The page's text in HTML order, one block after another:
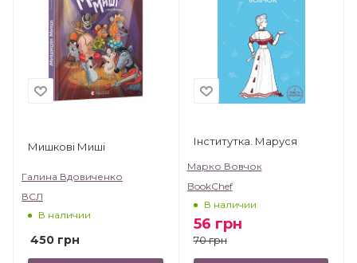
Мишкові Миші
Галина Вдовиченко
ВСЛ
В наличии
450 грн
Інститутка. Маруся
Марко Вовчок
BookChef
В наличии
56 грн
70грн